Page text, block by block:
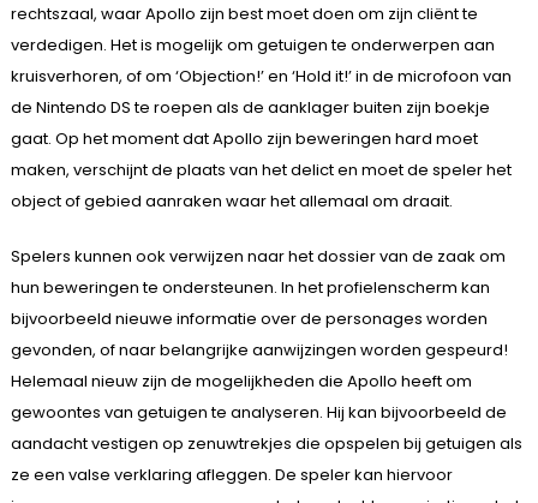
rechtszaal, waar Apollo zijn best moet doen om zijn cliënt te
verdedigen. Het is mogelijk om getuigen te onderwerpen aan
kruisverhoren, of om ‘Objection!’ en ‘Hold it!’ in de microfoon van
de Nintendo DS te roepen als de aanklager buiten zijn boekje
gaat. Op het moment dat Apollo zijn beweringen hard moet
maken, verschijnt de plaats van het delict en moet de speler het
object of gebied aanraken waar het allemaal om draait.
Spelers kunnen ook verwijzen naar het dossier van de zaak om
hun beweringen te ondersteunen. In het profielenscherm kan
bijvoorbeeld nieuwe informatie over de personages worden
gevonden, of naar belangrijke aanwijzingen worden gespeurd!
Helemaal nieuw zijn de mogelijkheden die Apollo heeft om
gewoontes van getuigen te analyseren. Hij kan bijvoorbeeld de
aandacht vestigen op zenuwtrekjes die opspelen bij getuigen als
ze een valse verklaring afleggen. De speler kan hiervoor